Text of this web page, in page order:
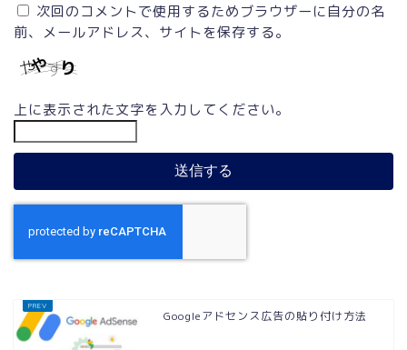
次回のコメントで使用するためブラウザーに自分の名
前、メールアドレス、サイトを保存する。
上に表示された文字を入力してください。
Googleアドセンス広告の貼り付け方法